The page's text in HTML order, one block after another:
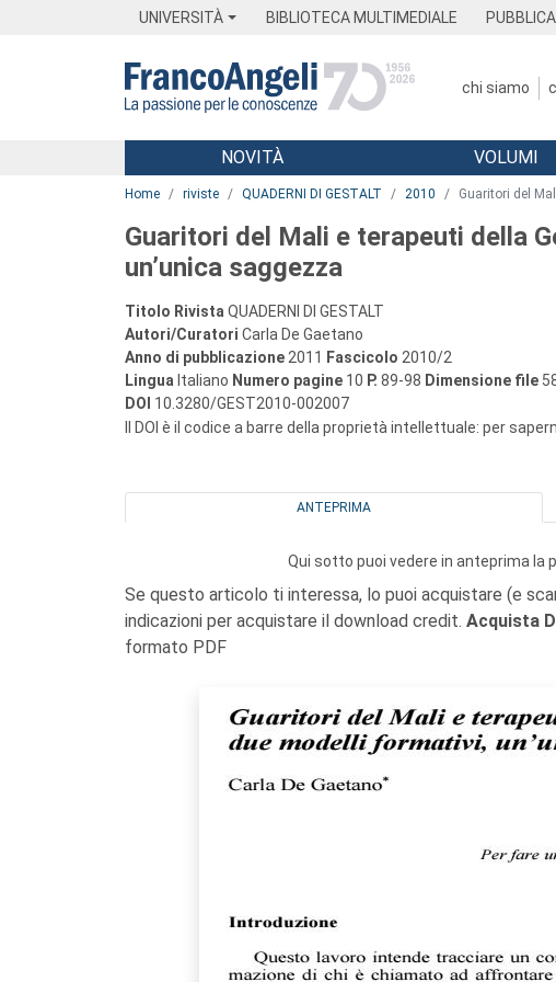
UNIVERSITÀ BIBLIOTECA MULTIMEDIALE
chi siamo
Menu
NOVITÀ VOLUMI
Home riviste QUADERNI DI GESTALT 2010 Guaritori del
Guaritori del Mali e terapeuti della
un’unica saggezza
Titolo Rivista QUADERNI DI GESTALT
Autori/Curatori Carla De Gaetano
Anno di pubblicazione 2011 Fascicolo 2010/2
Lingua Italiano Numero pagine 10 P. 89-98 Dimensione file
DOI 10.3280/GEST2010-002007
Il DOI è il codice a barre della proprietà intellettuale: per
ANTEPRIMA
Qui sotto puoi vedere in anteprima la
Se questo articolo ti interessa, lo puoi acquistare (e
indicazioni per acquistare il download credit. Acquista
formato PDF